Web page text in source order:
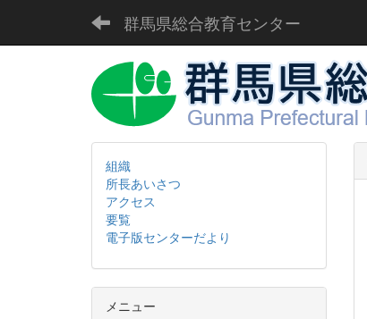
群馬県総合教育センター
組織
所長あいさつ
アクセス
要覧
電子版センターだより
メニュー